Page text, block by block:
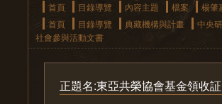
首頁 目錄導覽 內容主題 檔案 楊肇
首頁
目錄導覽 典藏機構與計畫 中央
社會參與活動文書
正題名:東亞共榮協會基金領收証